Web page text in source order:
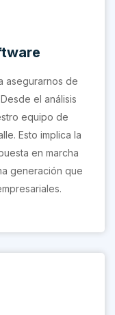
asegurarnos de
el análisis
equipo de
Esto implica la
en marcha
generación que